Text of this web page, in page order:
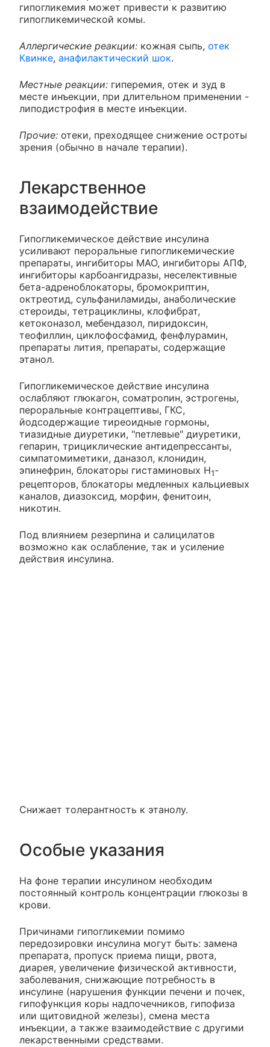
гипогликемия может привести к развитию
гипогликемической комы.
Аллергические реакции: кожная сыпь, отек
Квинке, анафилактический шок.
Местные реакции: гиперемия, отек и зуд в
месте инъекции, при длительном применении -
липодистрофия в месте инъекции.
Прочие: отеки, преходящее снижение остроты
зрения (обычно в начале терапии).
Лекарственное
взаимодействие
Гипогликемическое действие инсулина
усиливают пероральные гипогликемические
препараты, ингибиторы МАО, ингибиторы АПФ,
ингибиторы карбоангидразы, неселективные
бета-адреноблокаторы, бромокриптин,
октреотид, сульфаниламиды, анаболические
стероиды, тетрациклины, клофибрат,
кетоконазол, мебендазол, пиридоксин,
теофиллин, циклофосфамид, фенфлурамин,
препараты лития, препараты, содержащие
этанол.
Гипогликемическое действие инсулина
ослабляют глюкагон, соматропин, эстрогены,
пероральные контрацептивы, ГКС,
йодсодержащие тиреоидные гормоны,
тиазидные диуретики, "петлевые" диуретики,
гепарин, трициклические антидепрессанты,
симпатомиметики, даназол, клонидин,
эпинефрин, блокаторы гистаминовых Н1-
рецепторов, блокаторы медленных кальциевых
каналов, диазоксид, морфин, фенитоин,
никотин.
Под влиянием резерпина и салицилатов
возможно как ослабление, так и усиление
действия инсулина.
Снижает толерантность к этанолу.
Особые указания
На фоне терапии инсулином необходим
постоянный контроль концентрации глюкозы в
крови.
Причинами гипогликемии помимо
передозировки инсулина могут быть: замена
препарата, пропуск приема пищи, рвота,
диарея, увеличение физической активности,
заболевания, снижающие потребность в
инсулине (нарушения функции печени и почек,
гипофункция коры надпочечников, гипофиза
или щитовидной железы), смена места
инъекции, а также взаимодействие с другими
лекарственными средствами.